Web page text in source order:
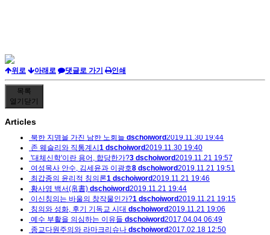
위로 아래로 댓글로 가기 인쇄
목록
열기 닫기
Articles
북한 지명을 가진 남한 노회들 dschoiword2019.11.30 19:44
존 웨슬리와 직통계시 1 dschoiword2019.11.30 19:40
'대체신학'이란 용어, 합당한가?3 dschoiword2019.11.21 19:57
여성목사 안수, 김세윤과 이광호8 dschoiword2019.11.21 19:51
최갑종의 윤리적 칭의론1 dschoiword2019.11.21 19:46
황사영 백서(帛書) dschoiword2019.11.21 19:44
이신칭의는 바울의 창작물인가?1 dschoiword2019.11.21 19:15
칭의와 성화, 후기 기독교 시대 dschoiword2019.11.21 19:06
예수 부활을 의심하는 이유들 dschoiword2017.04.04 06:49
종교다원주의와 라마크리슈나 dschoiword2017.02.18 12:50